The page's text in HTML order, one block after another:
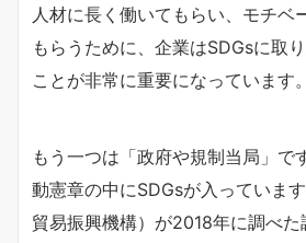
人材に長く働いてもらい、モチベ
もらうために、企業はSDGsに取
ことが非常に重要になっています。
もう一つは「政府や規制当局」で
動憲章の中にSDGsが入っていま
貿易振興機構）が2018年に調べ